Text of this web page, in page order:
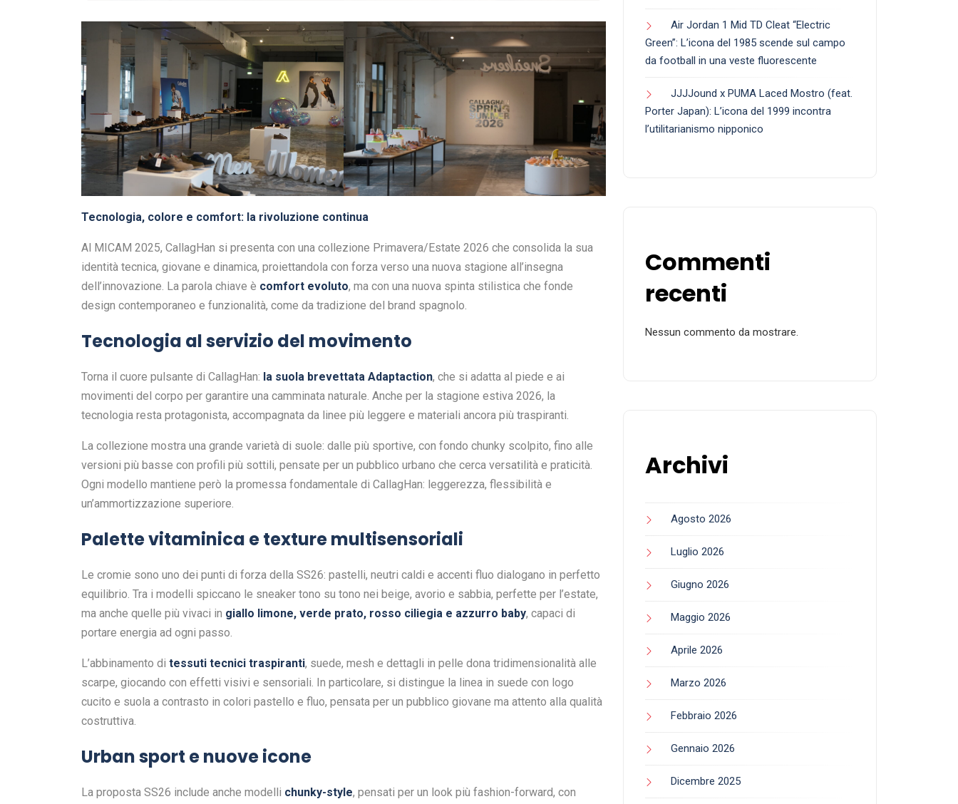
Tecnologia, colore e comfort: la rivoluzione continua
Al MICAM 2025, CallagHan si presenta con una collezione Primavera/Estate 2026 che consolida la sua
identità tecnica, giovane e dinamica, proiettandola con forza verso una nuova stagione all’insegna
dell’innovazione. La parola chiave è comfort evoluto, ma con una nuova spinta stilistica che fonde
design contemporaneo e funzionalità, come da tradizione del brand spagnolo.
Tecnologia al servizio del movimento
Torna il cuore pulsante di CallagHan: la suola brevettata Adaptaction, che si adatta al piede e ai
movimenti del corpo per garantire una camminata naturale. Anche per la stagione estiva 2026, la
tecnologia resta protagonista, accompagnata da linee più leggere e materiali ancora più traspiranti.
La collezione mostra una grande varietà di suole: dalle più sportive, con fondo chunky scolpito, fino alle
versioni più basse con profili più sottili, pensate per un pubblico urbano che cerca versatilità e praticità.
Ogni modello mantiene però la promessa fondamentale di CallagHan: leggerezza, flessibilità e
un’ammortizzazione superiore.
Palette vitaminica e texture multisensoriali
Le cromie sono uno dei punti di forza della SS26: pastelli, neutri caldi e accenti fluo dialogano in perfetto
equilibrio. Tra i modelli spiccano le sneaker tono su tono nei beige, avorio e sabbia, perfette per l’estate,
ma anche quelle più vivaci in giallo limone, verde prato, rosso ciliegia e azzurro baby, capaci di
portare energia ad ogni passo.
L’abbinamento di tessuti tecnici traspiranti, suede, mesh e dettagli in pelle dona tridimensionalità alle
scarpe, giocando con effetti visivi e sensoriali. In particolare, si distingue la linea in suede con logo
cucito e suola a contrasto in colori pastello e fluo, pensata per un pubblico giovane ma attento alla qualità
costruttiva.
Urban sport e nuove icone
La proposta SS26 include anche modelli chunky-style, pensati per un look più fashion-forward, con
Air Jordan 1 Mid TD Cleat “Electric
Green”: L’icona del 1985 scende sul campo
da football in una veste fluorescente
JJJJound x PUMA Laced Mostro (feat.
Porter Japan): L’icona del 1999 incontra
l’utilitarianismo nipponico
Commenti
recenti
Nessun commento da mostrare.
Archivi
Agosto 2026
Luglio 2026
Giugno 2026
Maggio 2026
Aprile 2026
Marzo 2026
Febbraio 2026
Gennaio 2026
Dicembre 2025